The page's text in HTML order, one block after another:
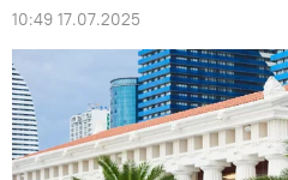
10:49 17.07.2025